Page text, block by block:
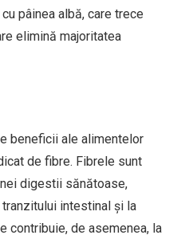
pâinea albă, care trece
elimină majoritatea
beneficii ale alimentelor
de fibre. Fibrele sunt
digestii sănătoase,
intestinal și la
contribuie, de asemenea, la